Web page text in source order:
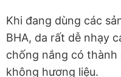
Khi đang dùng các
BHA, da rất dễ nhạy
chống nắng có
không hương liệu.